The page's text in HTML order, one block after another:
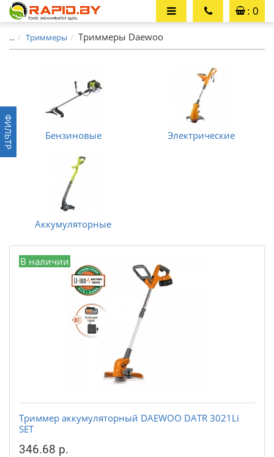
: 0
... Триммеры Триммеры Daewoo
Бензиновые Электрические
Аккумуляторные
В наличии
Триммер аккумуляторный DAEWOO DATR 3021Li
SET
346.68 р.
ФИЛЬТР